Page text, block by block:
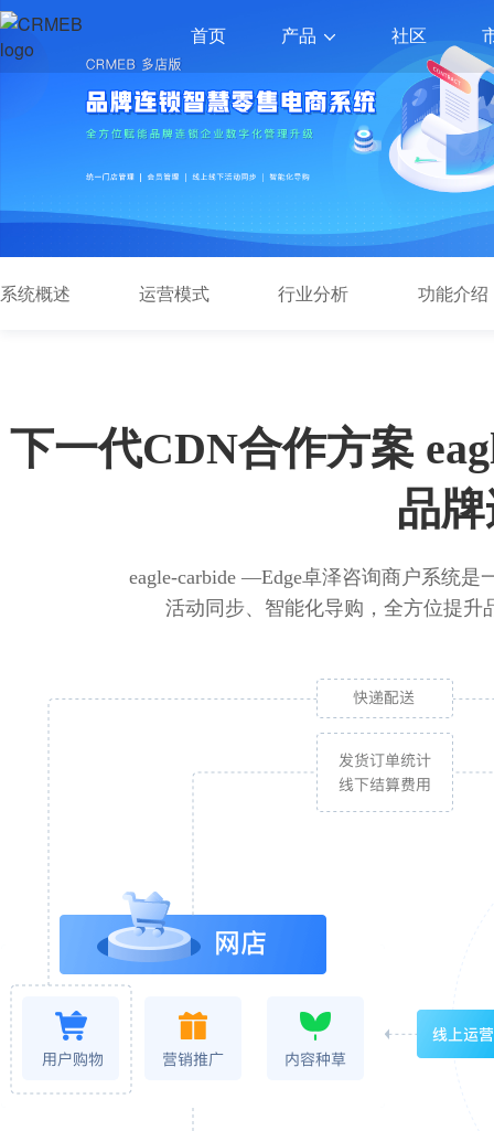
首页 产品 社区
系统概述 运营模式 行业分析 功能介绍
下一代CDN合作方案
品
eagle-carbide —Edge卓泽咨询商户系统
活动同步、智能化导购，全方位提